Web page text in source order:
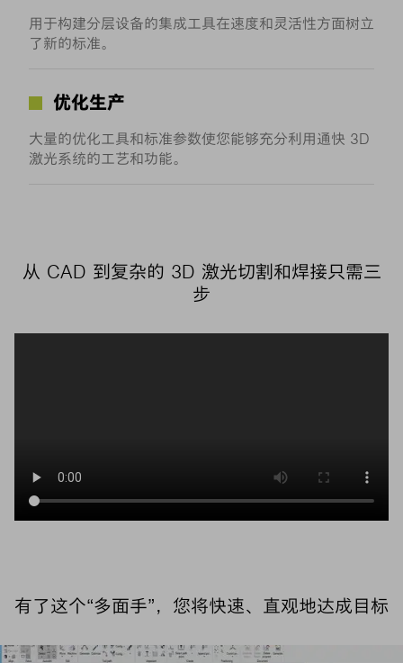
用于构建分层设备的集成工具在速度和灵活性方面树立
了新的标准。
优化生产
大量的优化工具和标准参数使您能够充分利用通快 3D
激光系统的工艺和功能。
从 CAD 到复杂的 3D 激光切割和焊接只需三
步
有了这个“多面手”，您将快速、直观地达成目标